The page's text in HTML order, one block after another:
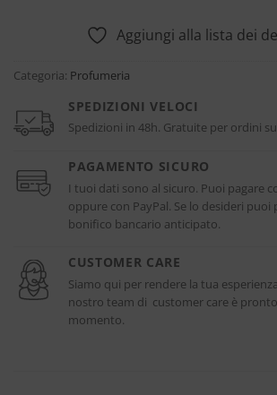
Aggiungi alla lista dei
Categoria: Profumeria
SPEDIZIONI VELOCI
Spedizioni in 48h. Gratuite per ordini
PAGAMENTO SICURO
I tuoi dati sono al sicuro. Puoi pagare
oppure con PayPal. Se lo desideri puoi
bonifico bancario anticipato.
CUSTOMER CARE
Siamo qui per rendere la tua
nostro team di customer care è
momento.